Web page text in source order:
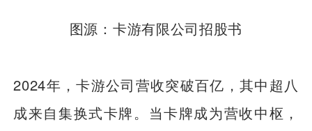
图源：卡游有限公司招股书
2024年，卡游公司营收突破百亿，其中超八
成来自集换式卡牌。当卡牌成为营收中枢，